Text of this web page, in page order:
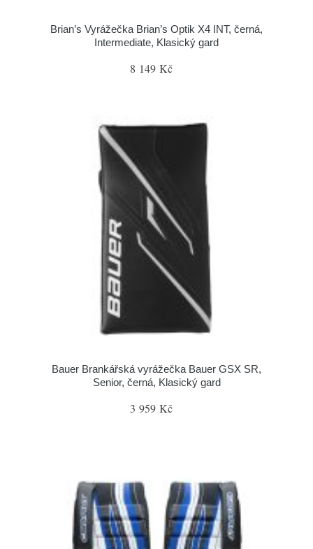
Brian’s Vyrážečka Brian’s Optik X4 INT, černá,
Intermediate, Klasický gard
8 149 Kč
Bauer Brankářská vyrážečka Bauer GSX SR,
Senior, černá, Klasický gard
3 959 Kč